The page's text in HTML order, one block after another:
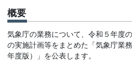
概要
気象庁の業務について、令和５年度
の実施計画等をまとめた「気象庁業
年度版）」を公表します。